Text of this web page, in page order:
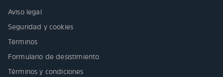
Aviso legal
Seguridad y cookies
Términos
Formulario de desistimiento
Términos y condiciones